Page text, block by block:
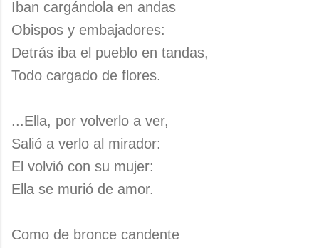
Iban cargándola en andas
Obispos y embajadores:
Detrás iba el pueblo en tandas,
Todo cargado de flores.
...Ella, por volverlo a ver,
Salió a verlo al mirador:
El volvió con su mujer:
Ella se murió de amor.
Como de bronce candente